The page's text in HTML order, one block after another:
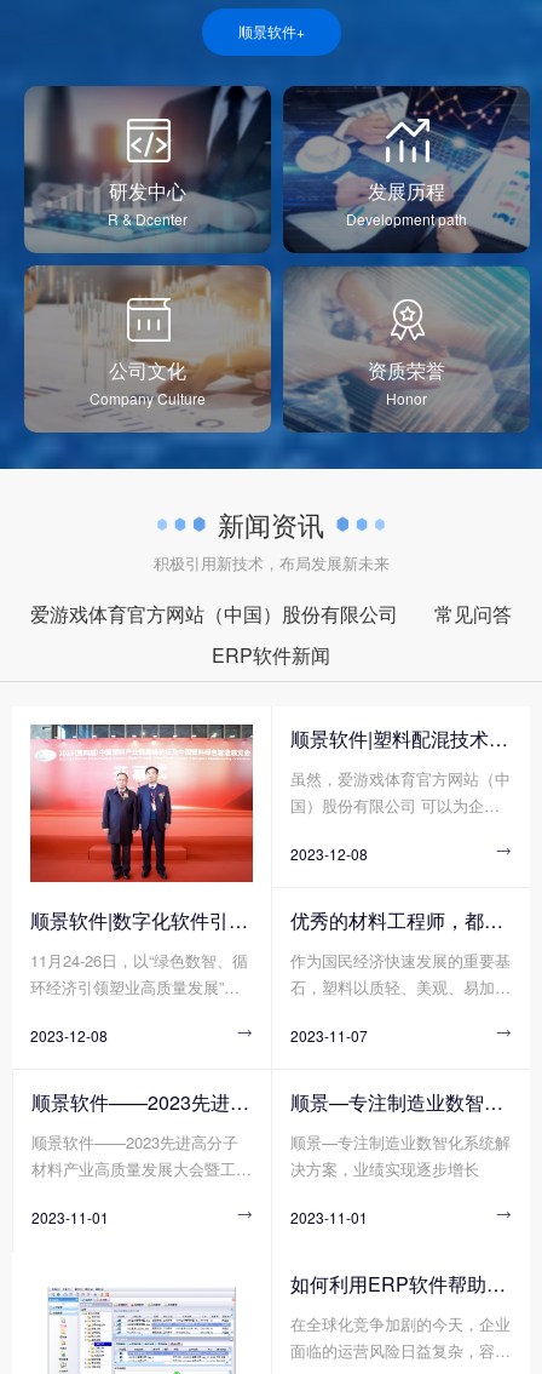
顺景软件+
研发中心
R & Dcenter
发展历程
Development path
公司文化
Company Culture
资质荣誉
Honor
新闻资讯
积极引用新技术，布局发展新未来
爱游戏体育官方网站（中国）股份有限公司
常见问答
ERP软件新闻
顺景软件|数字化软件引领新材料产业绿色智造新篇章
11月24-26日，以“绿色数智、循
环经济引领塑业高质量发展”为
色智造展览会在绍兴正式拉开帷
强，绿色、智能、可持续的生产
方式已经成为新材料产业发展的
重要趋势。在这个背景下，顺景
软件作为一家专注于做新材料产
技术和解决方案，参加了第四届
2023-12-08 
顺景软件|塑料配混技术论坛上展示数字化的力量
虽然，爱游戏体育官方网站（中
国）股份有限公司 可以为企业
体育官方网站（中国）股份有限
较大，尤其是在当今的这种商业
环境中，降低和控制运营成本已
成为一种必要。因此，我们充分
了解清楚爱游戏体育官方网站
本的计算方法，以便帮助企业降
您知道爱游戏体育官方网站（中
计算包括有哪些方面吗?
2023-12-08 
优秀的材料工程师，都在跟这个新朋友打交道!
作为国民经济快速发展的重要基
石，塑料以质轻、美观、易加
撑起汽车、家电、电子电气等多
的发展进程。众所周知，单一合
成树脂一般无法单独使用，需要
进行各种改性处理，以获得更加
优异均衡的性能，才能真正满足
十美的塑料制品，但有不断追求
的塑料，注定难堪大用，不会是
游合成树脂和下游具体应用的改
性塑料行业，其重要性自然不言
2023-11-07 
顺景软件——2023先进高分子材料产业高质量发展大会暨工程塑料产业创新大会
顺景软件——2023先进高分子
材料产业高质量发展大会暨工程
2023-11-01 
顺景—专注制造业数智化系统解决方案，业绩实现逐步增长
顺景—专注制造业数智化系统解
决方案，业绩实现逐步增长
2023-11-01 
如何利用ERP软件帮助企业更好地规避风险?
在全球化竞争加剧的今天，企业
面临的运营风险日益复杂，容易